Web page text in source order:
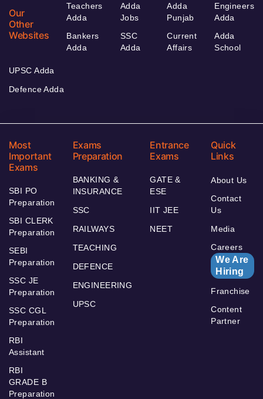
Our
Other
Websites
Teachers
Adda
Bankers
Adda
Adda
Jobs
SSC
Adda
Adda
Punjab
Current
Affairs
Engineers
Adda
Adda
School
UPSC Adda
Defence Adda
Most
Important
Exams
SBI PO
Preparation
SBI CLERK
Preparation
SEBI
Preparation
SSC JE
Preparation
SSC CGL
Preparation
RBI
Assistant
RBI
GRADE B
Preparation
Exams
Preparation
BANKING &
INSURANCE
SSC
RAILWAYS
TEACHING
DEFENCE
ENGINEERING
UPSC
Entrance
Exams
GATE &
ESE
IIT JEE
NEET
Quick
Links
About Us
Contact
Us
Media
Careers
We Are
Hiring
Franchise
Content
Partner